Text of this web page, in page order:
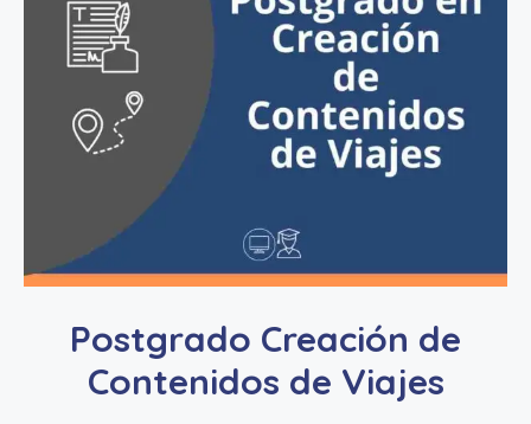
Postgrado Creación de
Contenidos de Viajes